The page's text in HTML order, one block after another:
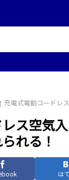
充電式電動コードレ
ス空気
れる！
は